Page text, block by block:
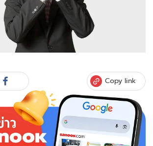
Copy link